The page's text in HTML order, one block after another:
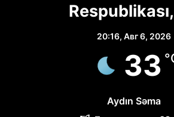
20:16, Авг 6, 2026
33
Aydın Səma